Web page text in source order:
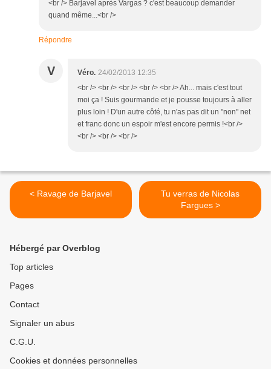
<br /> Barjavel après Vargas ? c'est beaucoup demander
quand même...<br />
Répondre
V Véro. 24/02/2013 12:35
<br /> <br /> <br /> <br /> <br /> Ah... mais c'est tout
moi ça ! Suis gourmande et je pousse toujours à aller
plus loin ! D'un autre côté, tu n'as pas dit un "non" net
et franc donc un espoir m'est encore permis !<br />
<br /> <br /> <br />
< Ravage de Barjavel
Tu verras de Nicolas
Fargues >
Hébergé par Overblog
Top articles
Pages
Contact
Signaler un abus
C.G.U.
Cookies et données personnelles